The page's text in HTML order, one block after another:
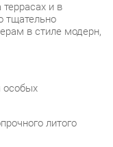
литого
контуры тела;
в сочетании с